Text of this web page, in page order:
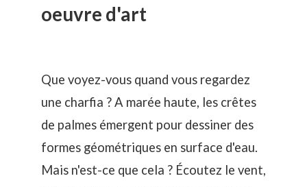
oeuvre d'art
Que voyez-vous quand vous regardez
une charfia ? A marée haute, les crêtes
de palmes émergent pour dessiner des
formes géométriques en surface d'eau.
Mais n'est-ce que cela ? Écoutez le vent,